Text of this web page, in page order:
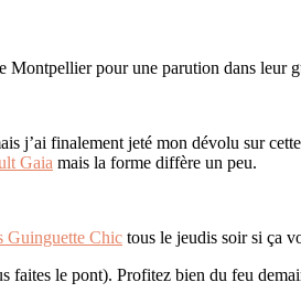
Montpellier pour une parution dans leur
j’ai finalement jeté mon dévolu sur
Gaia mais la forme diffère un peu.
Guinguette Chic tous le jeudis soir si ça
faites le pont). Profitez bien du feu